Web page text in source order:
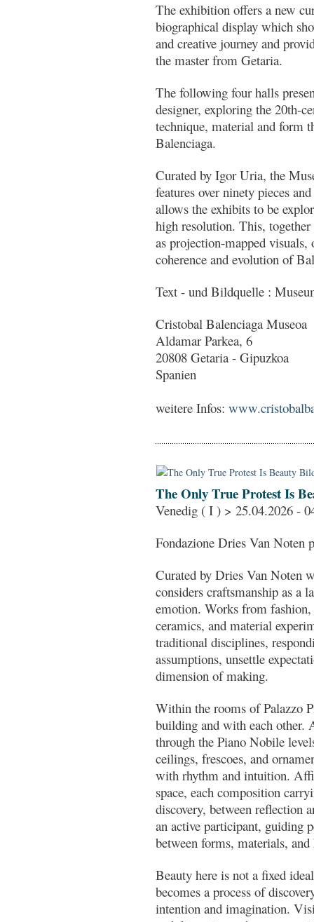
The exhibition offers a new
biographical display which
and creative journey and
the master from Getaria.
The following four halls
designer, exploring the 20th-
technique, material and form
Balenciaga.
Curated by Igor Uria, the
features over ninety pieces
allows the exhibits to be
high resolution. This,
as projection-mapped
coherence and evolution of
Text - und Bildquelle :
Cristobal Balenciaga Museoa
Aldamar Parkea, 6
20808 Getaria - Gipuzkoa
Spanien
weitere Infos:
The Only True Protest Is
Venedig ( I ) > 25.04.2026 -
Fondazione Dries Van Noten
Curated by Dries Van Noten
considers craftsmanship as a
emotion. Works from
ceramics, and material
traditional disciplines,
assumptions, unsettle
dimension of making.
Within the rooms of Palazzo
building and with each other.
through the Piano Nobile
ceilings, frescoes, and
with rhythm and intuition.
space, each composition
discovery, between reflection
an active participant, guiding
between forms, materials,
Beauty here is not a fixed
becomes a process of
intention and imagination.